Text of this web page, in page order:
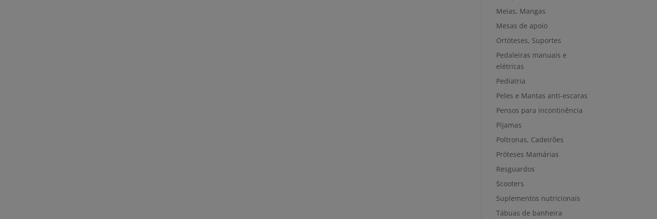
Meias, Mangas
Mesas de apoio
Ortóteses, Suportes
Pedaleiras manuais e
elétricas
Pediatria
Peles e Mantas anti-escaras
Pensos para incontinência
Pijamas
Poltronas, Cadeirões
Próteses Mamárias
Resguardos
Scooters
Suplementos nutricionais
Tábuas de banheira